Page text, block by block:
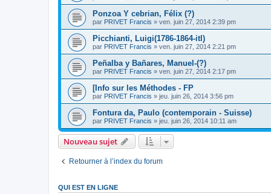
Ponzoa Y cebrian, Félix (?)
par PRIVET Francis » ven. juin 27, 2014 2:39 pm
Picchianti, Luigi(1786-1864-itl)
par PRIVET Francis » ven. juin 27, 2014 2:21 pm
Peñalba y Bañares, Manuel-(?)
par PRIVET Francis » ven. juin 27, 2014 2:17 pm
[Info sur les Méthodes - FP
par PRIVET Francis » jeu. juin 26, 2014 3:56 pm
Fontura da, Paulo (contemporain - Suisse)
par PRIVET Francis » jeu. juin 26, 2014 10:11 am
Nouveau sujet
Retourner à l’index du forum
QUI EST EN LIGNE